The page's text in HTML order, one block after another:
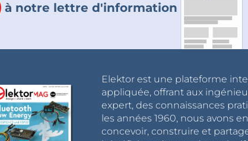
à notre lettre d'information
Elektor est une plateforme
appliquée, offrant aux
expert, des connaissances
les années 1960, nous avons
concevoir, construire et